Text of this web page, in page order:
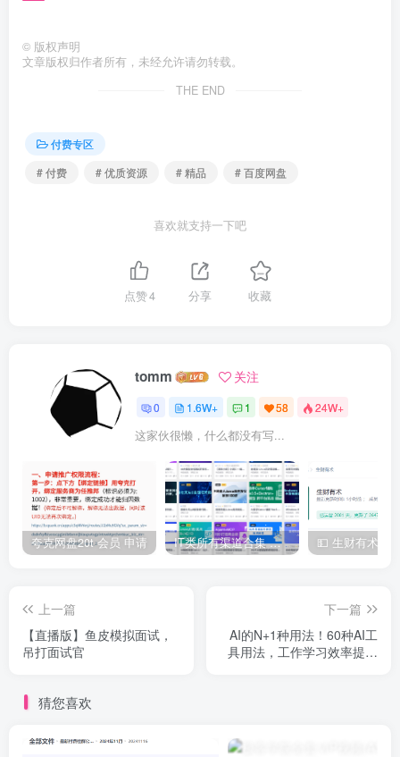
© 版权声明
文章版权归作者所有，未经允许请勿转载。
THE END
付费专区
# 付费
# 优质资源 # 精品 # 百度网盘
喜欢就支持一下吧
点赞4 分享 收藏
tomm 关注
0 1.6W+ 1 58 24W+
这家伙很懒，什么都没有写...
夸克网盘20t 会员 申请 IT类所有渠道合集 持续日更，目前近四千多条资源 年费用户微信私信获取权限
上一篇
【直播版】鱼皮模拟面试，
吊打面试官
下一篇
AI的N+1种用法！60种AI工
具用法，工作学习效率提升
猜您喜欢